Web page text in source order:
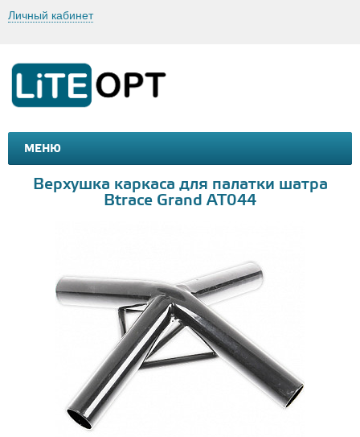
Личный кабинет
МЕНЮ
МАШИНКИ И МОТОЦИКЛЫ
Верхушка каркаса для палатки шатра
Btrace Grand AT044